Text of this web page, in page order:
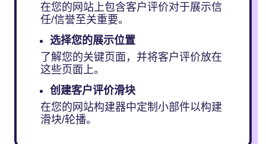
在您的网站上包含客户评价对于展示信
任/信誉至关重要。
选择您的展示位置
了解您的关键页面，并将客户评价放在
这些页面上。
创建客户评价滑块
在您的网站构建器中定制小部件以构建
滑块/轮播。